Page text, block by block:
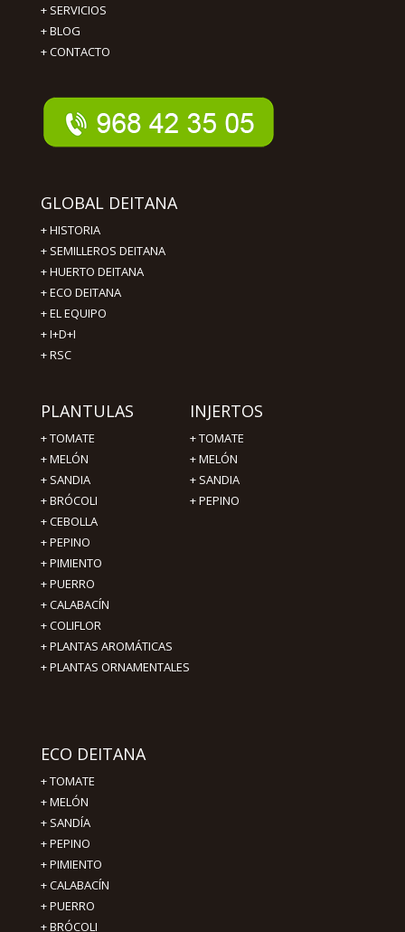
+ SERVICIOS
+BLOG
+CONTACTO
GLOBAL DEITANA
+HISTORIA
+ SEMILLEROS DEITANA
+HUERTO DEITANA
+ECO DEITANA
+EL EQUIPO
+I+D+I
+RSC
PLANTULAS
+TOMATE
+MELÓN
+ SANDIA
+BRÓCOLI
+CEBOLLA
+PEPINO
+PIMIENTO
+ PUERRO
+ CALABACÍN
+ COLIFLOR
+ PLANTAS AROMÁTICAS
+ PLANTAS ORNAMENTALES
INJERTOS
+TOMATE
+MELÓN
+ SANDIA
+PEPINO
ECO DEITANA
+TOMATE
+MELÓN
+ SANDÍA
+PEPINO
+PIMIENTO
+CALABACÍN
+PUERRO
+BRÓCOLI